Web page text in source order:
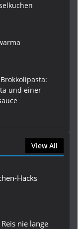
und einer
View All
Hacks
nie lange